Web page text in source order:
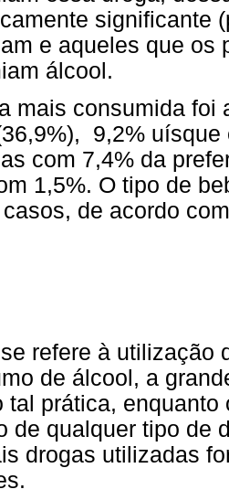
significante
e aqueles que os
álcool.
mais consumida foi
9,2% uísque
com 7,4% da
1,5%. O tipo de
casos, de acordo
refere à utilização
de álcool, a
tal prática,
de qualquer tipo de
drogas utilizadas